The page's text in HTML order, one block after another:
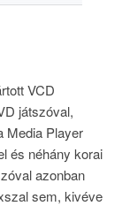
VCD
játszóval,
Media Player
és néhány korai
azonban
sem, kivéve